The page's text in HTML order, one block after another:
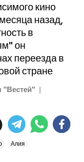
кино
назад,
в
он
переезда в
стране
"Вестей" |
Алия